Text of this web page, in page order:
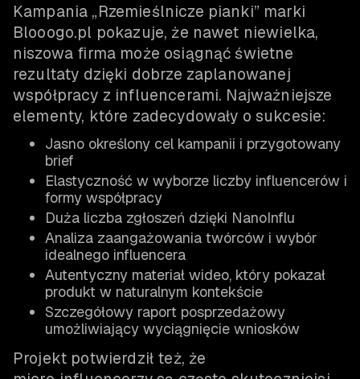
Kampania „Rzemieślnicze pianki” marki
Blooogo.pl pokazuje, że nawet niewielka,
niszowa firma może osiągnąć świetne
rezultaty dzięki dobrze zaplanowanej
współpracy z influencerami. Najważniejsze
elementy, które zadecydowały o sukcesie:
Jasno określony cel kampanii i przygotowany
brief
Elastyczność w wyborze liczby influencerów i
formy współpracy
Duża liczba zgłoszeń dzięki NanoInflu
Analiza zaangażowania twórców i wybór
idealnego influencera
Autentyczny materiał wideo, który pokazał
produkt w naturalnym kontekście
Szczegółowy raport posprzedażowy
umożliwiający wyciągnięcie wniosków
Projekt potwierdził też, że